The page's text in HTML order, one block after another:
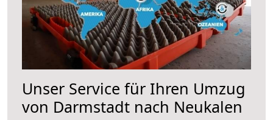
Unser Service für Ihren Umzug
von Darmstadt nach Neukalen